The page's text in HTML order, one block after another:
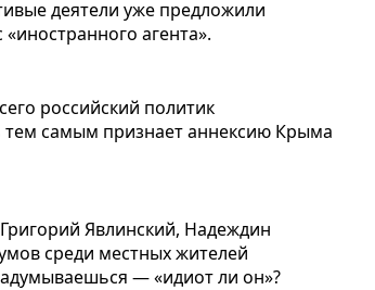
деятели уже предложили
агента».
российский политик
самым признает аннексию Крыма
Явлинский, Надеждин
среди местных жителей
— «идиот ли он»?